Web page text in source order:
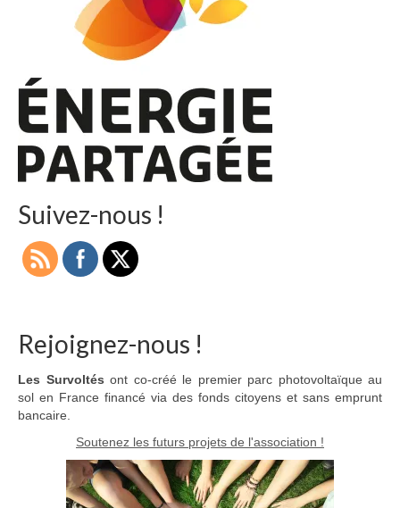
Adhérer
PROJETS
LE WATT CITOYEN
Parc Photovoltaïque
Structure juridique
Les lettres aux sociétaires
Inauguration du parc
Exploitation
Energie
Déchets
Mobilité
ASTRONOMIE
Suivez-nous !
Rejoignez-nous !
Les Survoltés ont co-créé le premier parc photovoltaïque au
sol en France financé via des fonds citoyens et sans emprunt
bancaire.
Soutenez les futurs projets de l'association !